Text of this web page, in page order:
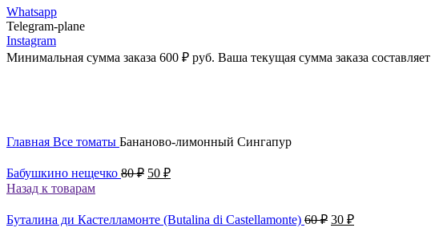
Whatsapp
Telegram-plane
Instagram
Минимальная сумма заказа 600 ₽ руб. Ваша текущая сумма заказа составляет
Главная Все томаты Бананово-лимонный Сингапур
Бабушкино нещечко 80₽ Первоначальная
80 ₽.
50 ₽Текущая
Назад к товарам
Буталина ди Кастелламонте (Butalina di Castellamonte) 60₽ Первоначальная
30 ₽Текущая